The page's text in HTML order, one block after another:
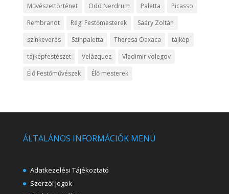
Művészettörténet
Odd Nerdrum Paletta
Picasso
Rembrandt
Régi Festőmesterek
Saáry Zoltán
színkeverés
Színpaletta Theresa Oaxaca
tájkép
tájképfestészet
Velázquez
Vladimir volegov
Élő Festőművészek
Élő mesterek
ÁLTALÁNOS INFORMÁCIÓK MENÜ
Adatkezelési Tájékoztató
Szerzői jogok